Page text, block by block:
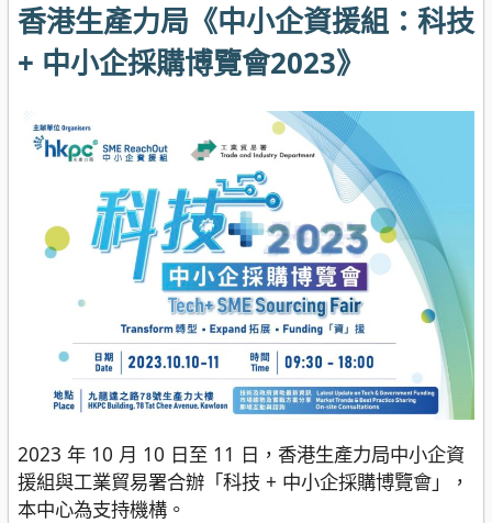
香港生產力局《中小企資援組：科技
+ 中小企採購博覽會2023》
2023 年 10 月 10 日至 11 日，香港生產力局中小企資
援組與工業貿易署合辦「科技 + 中小企採購博覽會」，
本中心為支持機構。